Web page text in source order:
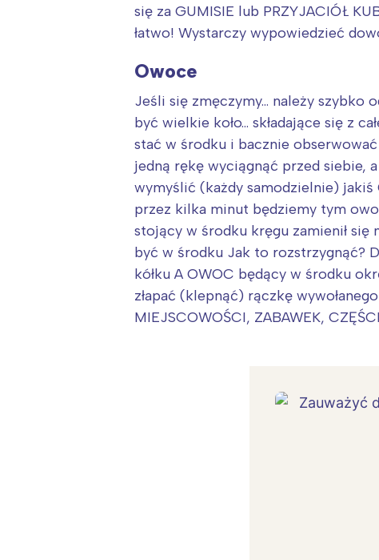
się za GUMISIE lub PRZYJACIÓŁ
łatwo! Wystarczy wypowiedzieć
Owoce
Jeśli się zmęczymy… należy szybko
być wielkie koło… składające się z
stać w środku i bacznie
jedną rękę wyciągnąć przed siebie,
wymyślić (każdy samodzielnie)
przez kilka minut będziemy tym
stojący w środku kręgu zamienił
być w środku Jak to rozstrzygnąć?
kółku A OWOC będący w środku
złapać (klepnąć) rączkę
MIEJSCOWOŚCI, ZABAWEK,